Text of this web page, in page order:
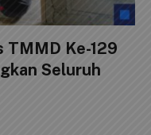
TMMD Ke-129
Seluruh